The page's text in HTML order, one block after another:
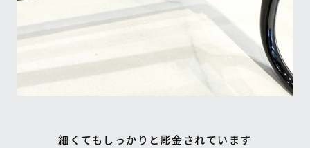
細くてもしっかりと彫金されています